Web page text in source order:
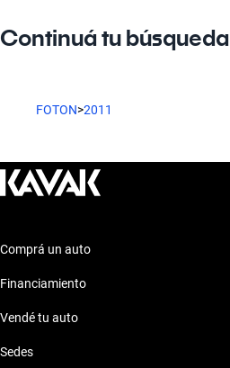
Continuá tu búsqueda
FOTON>2011
Comprá un auto
Financiamiento
Vendé tu auto
Sedes